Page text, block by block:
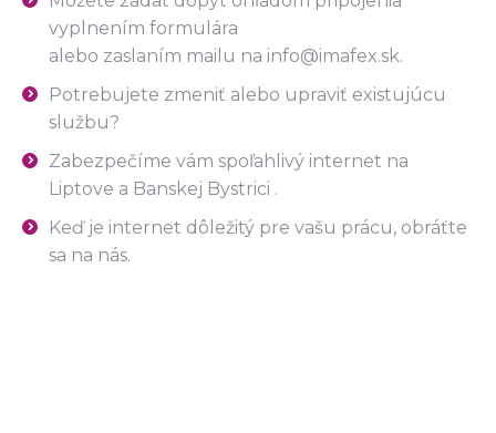
vyplnením formulára
alebo zaslaním mailu na info@imafex.sk.
Potrebujete zmeniť alebo upraviť existujúcu
službu?
Zabezpečíme vám spoľahlivý internet na
Liptove a Banskej Bystrici .
Keď je internet dôležitý pre vašu prácu, obráťte
sa na nás.